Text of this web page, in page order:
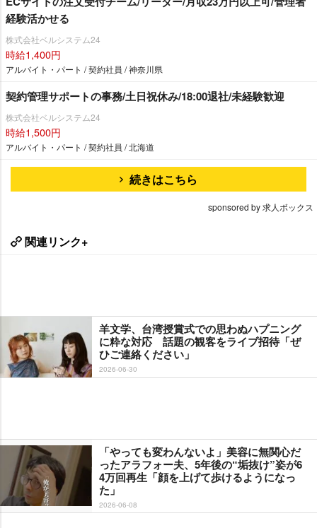
経験活かせる
株式会社ベルシステム24
時給1,400円
アルバイト・パート / 契約社員 / 神奈川県
契約管理サポートの事務/土日祝休み/18:00退社/未経験歓迎
株式会社ベルシステム24
時給1,500円
アルバイト・パート / 契約社員 / 北海道
続きはこちら
sponsored by 求人ボックス
関連リンク+
羊文学、台湾授賞式での思わぬハプニング
に粋な対応 話題の観客をライブ招待「ぜ
ひご連絡ください」
2026-06-30
「やっても変わんないよ」美容に無関心だ
ったアラフォー夫、5年後の“垢抜け”姿が6
4万回再生「顔を上げて歩けるようになっ
た」
2026-06-08